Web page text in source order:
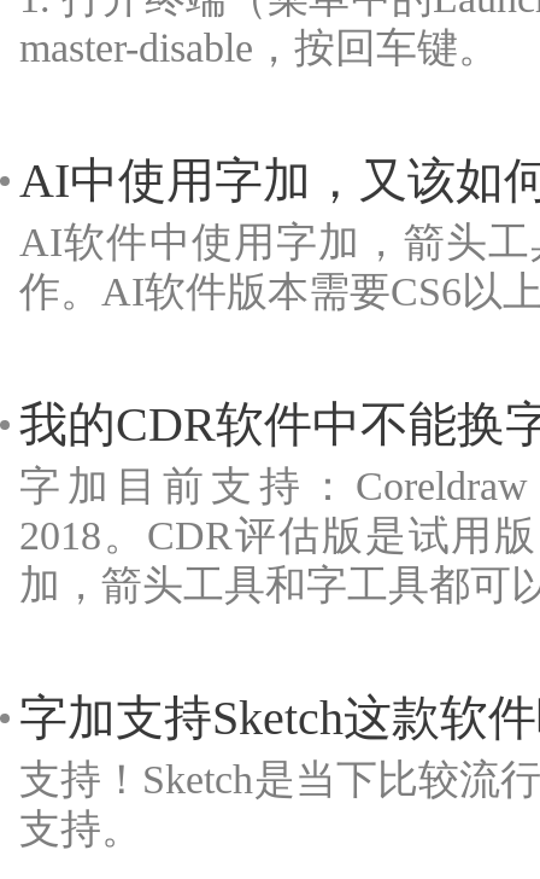
master-disable，按回车键。
AI中使用字加，又该如
AI软件中使用字加，箭头
作。AI软件版本需要CS6以
我的CDR软件中不能换
字加目前支持：Coreldraw
2018。CDR评估版是试用
加，箭头工具和字工具都可
字加支持Sketch这款软
支持！Sketch是当下比较流
支持。